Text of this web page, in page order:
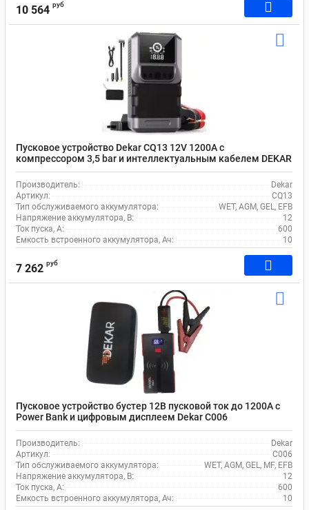
10 564 руб
Пусковое устройство Dekar CQ13 12V 1200A с
компрессором 3,5 bar и интеллектуальным кабелем DEKAR
CQ13
Производитель:
Dekar
Артикул:
CQ13
Тип обслуживаемого аккумулятора:
WET, AGM, GEL, EFB
Напряжение аккумулятора, В:
12
Ток пуска, А:
600
Емкость встроенного аккумулятора, Ач:
10
7 262 руб
Пусковое устройство бустер 12В пусковой ток до 1200А с
Power Bank и цифровым дисплеем Dekar C006
Производитель:
Dekar
Артикул:
C006
Тип обслуживаемого аккумулятора:
WET, AGM, GEL, MF, EFB
Напряжение аккумулятора, В:
12
Ток пуска, А:
600
Емкость встроенного аккумулятора, Ач:
10